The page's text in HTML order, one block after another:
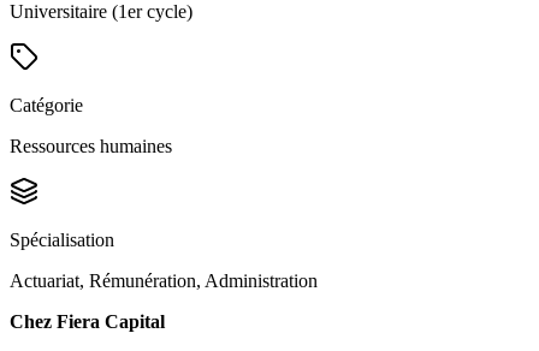
Universitaire (1er cycle)
Catégorie
Ressources humaines
Spécialisation
Actuariat, Rémunération, Administration
Chez Fiera Capital